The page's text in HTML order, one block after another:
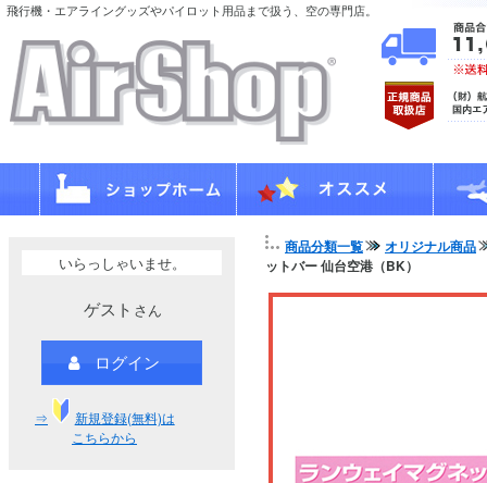
飛行機・エアライングッズやパイロット用品まで扱う、空の専門店。
いらっしゃいませ。
ゲスト さん
ログイン
⇒
新規登録(無料)は
こちらから
商品分類一覧
オリジナル商品
ットバー 仙台空港（BK）